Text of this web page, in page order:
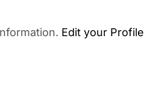
Edit your Profile